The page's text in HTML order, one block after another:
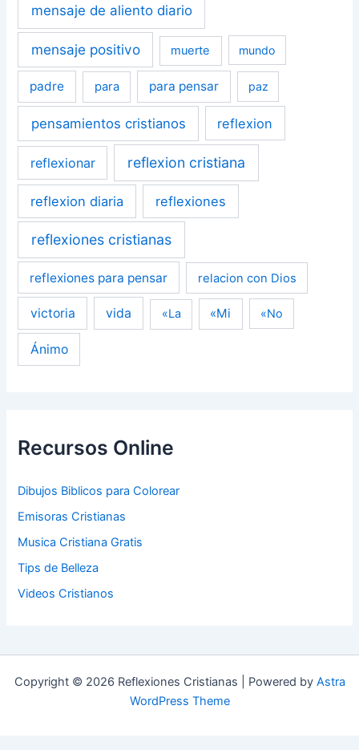
mensaje de aliento diario
mensaje positivo muerte mundo
padre para para pensar paz
pensamientos cristianos reflexion
reflexionar reflexion cristiana
reflexion diaria reflexiones
reflexiones cristianas
reflexiones para pensar relacion con Dios
victoria vida «La «Mi «No
Ánimo
Recursos Online
Dibujos Biblicos para Colorear
Emisoras Cristianas
Musica Cristiana Gratis
Tips de Belleza
Videos Cristianos
Copyright © 2026 Reflexiones Cristianas | Powered by Astra
WordPress Theme